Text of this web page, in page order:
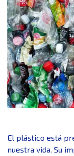
El plástico está
nuestra vida. Su